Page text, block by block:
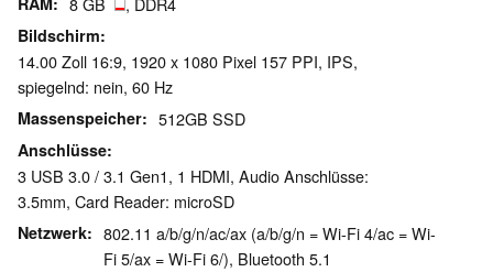
Bildschirm
14.00 Zoll 16:9, 1920 x 1080 Pixel 157 PPI, IPS,
spiegelnd: nein, 60 Hz
Massenspeicher 512GB SSD
Anschlüsse
3 USB 3.0 / 3.1 Gen1, 1 HDMI, Audio Anschlüsse:
3.5mm, Card Reader: microSD
Netzwerk
802.11 a/b/g/n/ac/ax (a/b/g/n = Wi-Fi 4/ac = Wi-
Fi 5/ax = Wi-Fi 6/), Bluetooth 5.1